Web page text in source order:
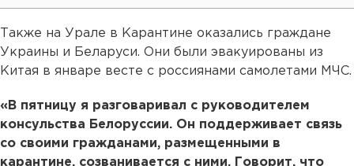
Также на Урале в Карантине оказались граждане
Украины и Беларуси. Они были эвакуированы из
Китая в январе весте с россиянами самолетами МЧС.
«В пятницу я разговаривал с руководителем
консульства Белоруссии. Он поддерживает связь
со своими гражданами, размещенными в
карантине, созванивается с ними. Говорит, что